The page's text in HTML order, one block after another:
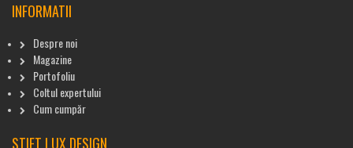
INFORMATII
Despre noi
Magazine
Portofoliu
Coltul expertului
Cum cumpăr
STIFT LUX DESIGN